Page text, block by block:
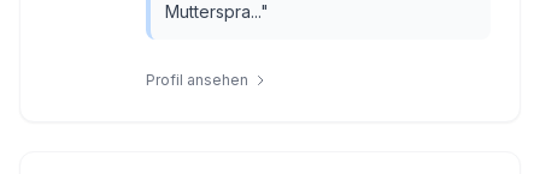
Mutterspra..."
Profil ansehen